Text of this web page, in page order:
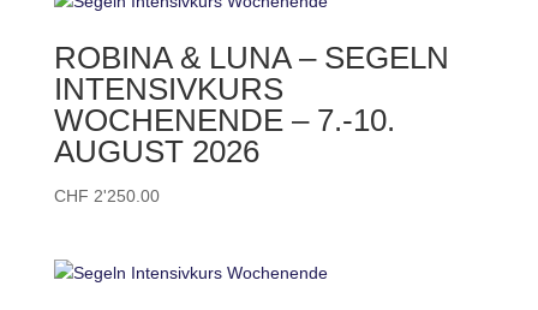
ROBINA & LUNA – SEGELN
INTENSIVKURS
WOCHENENDE – 7.-10.
AUGUST 2026
CHF 2'250.00